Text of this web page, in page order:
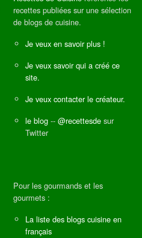
recettes publiées sur une sélection
de blogs de cuisine.
Je veux en savoir plus !
Je veux savoir qui a créé ce
site.
Je veux contacter le créateur.
le blog -- @recettesde sur
Twitter
Pour les gourmands et les
gourmets :
La liste des blogs cuisine en
français